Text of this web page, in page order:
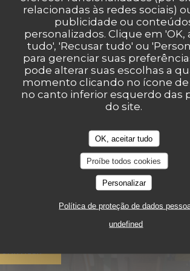
relacionadas às redes sociais)
publicidade ou
personalizados. Clique em 'OK,
tudo', 'Recusar tudo' ou
para gerenciar suas
pode alterar suas escolhas a
momento clicando no ícone
no canto inferior esquerdo das
do site.
OK, aceitar tudo
Proíbe todos cookies
Personalizar
Política de proteção de dados
undefined
37000 tours
((abre numa nova janela))
UMA MESA